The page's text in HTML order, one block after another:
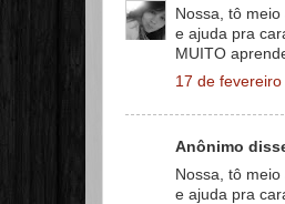
Nossa, tô
e ajuda pra
MUITO
17 de
Anônimo
Nossa, tô
e ajuda pra